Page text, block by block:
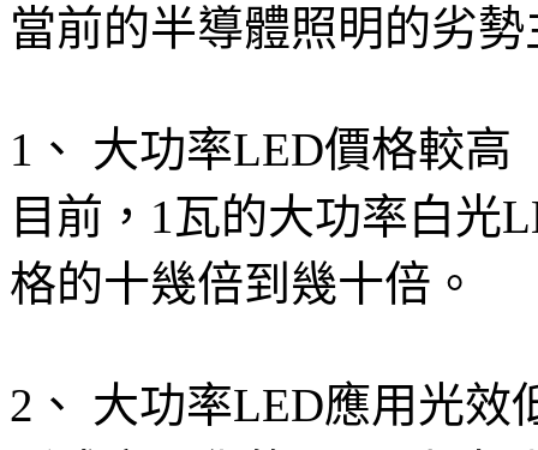
當前的半導體照明的劣
1、 大功率LED價格較高
目前，1瓦的大功率白光
格的十幾倍到幾十倍。
2、 大功率LED應用光效